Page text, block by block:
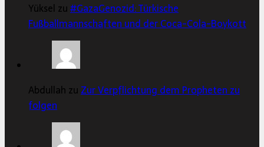
Yüksel zu#GazaGenozid: Türkische
Fußballmannschaften und der Coca-Cola-Boykott
Abdullah zuZur Verpflichtung dem Propheten zu
folgen